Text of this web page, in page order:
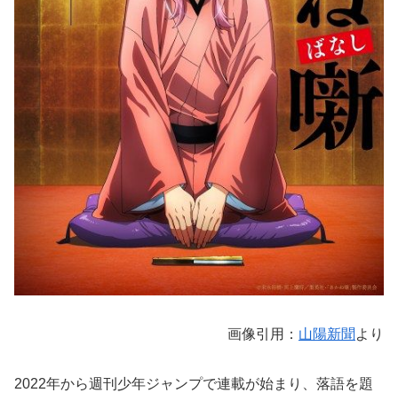
画像引用： 山陽新聞 より
2022年から週刊少年ジャンプで連載が始まり、落語を題